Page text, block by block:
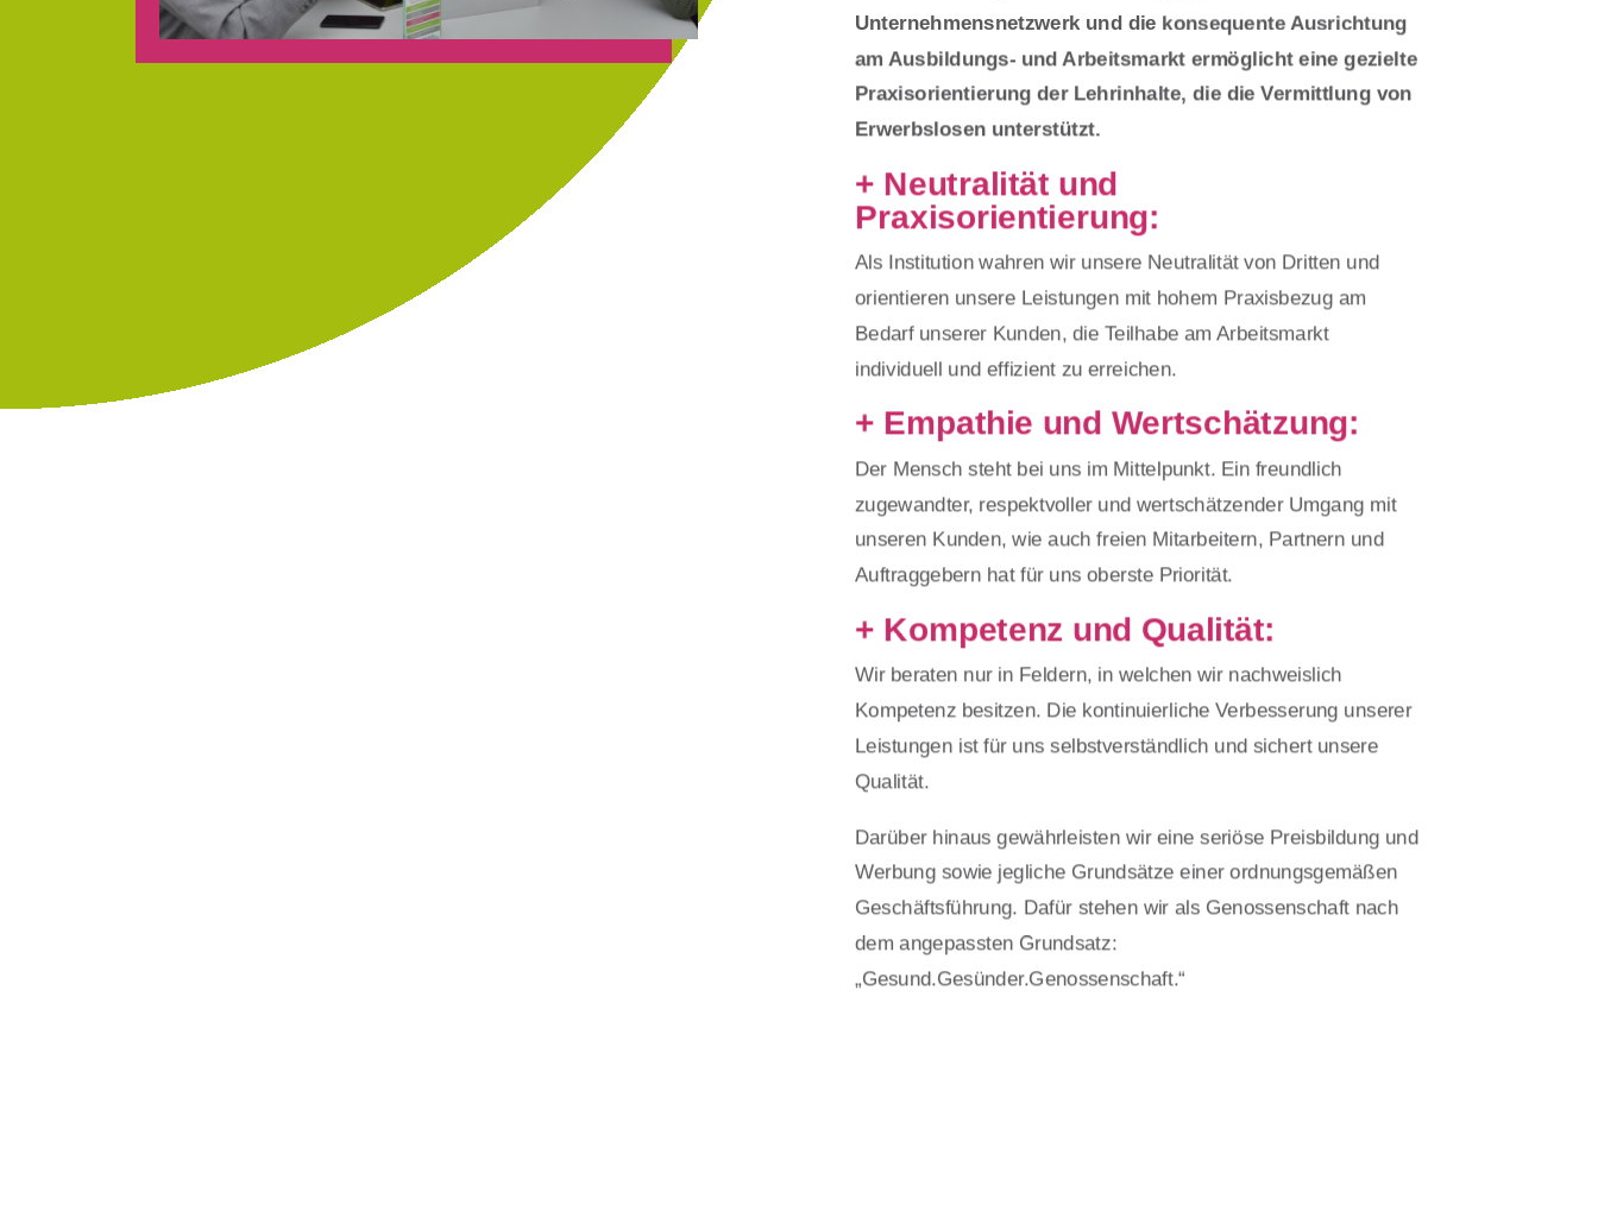
Unternehmensnetzwerk und die konsequente Ausrichtung
am Ausbildungs- und Arbeitsmarkt ermöglicht eine gezielte
Praxisorientierung der Lehrinhalte, die die Vermittlung von
Erwerbslosen unterstützt.
+ Neutralität und
Praxisorientierung:
Als Institution wahren wir unsere Neutralität von Dritten und
orientieren unsere Leistungen mit hohem Praxisbezug am
Bedarf unserer Kunden, die Teilhabe am Arbeitsmarkt
individuell und effizient zu erreichen.
+ Empathie und Wertschätzung:
Der Mensch steht bei uns im Mittelpunkt. Ein freundlich
zugewandter, respektvoller und wertschätzender Umgang mit
unseren Kunden, wie auch freien Mitarbeitern, Partnern und
Auftraggebern hat für uns oberste Priorität.
+ Kompetenz und Qualität:
Wir beraten nur in Feldern, in welchen wir nachweislich
Kompetenz besitzen. Die kontinuierliche Verbesserung unserer
Leistungen ist für uns selbstverständlich und sichert unsere
Qualität.
Darüber hinaus gewährleisten wir eine seriöse Preisbildung und
Werbung sowie jegliche Grundsätze einer ordnungsgemäßen
Geschäftsführung. Dafür stehen wir als Genossenschaft nach
dem angepassten Grundsatz:
„Gesund.Gesünder.Genossenschaft.“